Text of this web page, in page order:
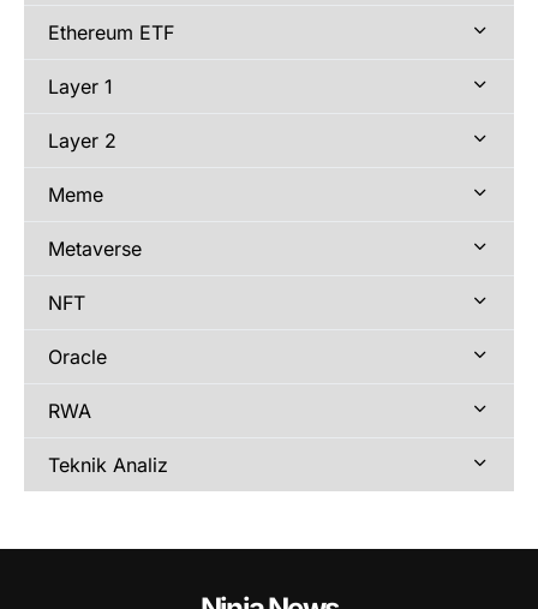
Ethereum ETF
Layer 1
Layer 2
Meme
Metaverse
NFT
Oracle
RWA
Teknik Analiz